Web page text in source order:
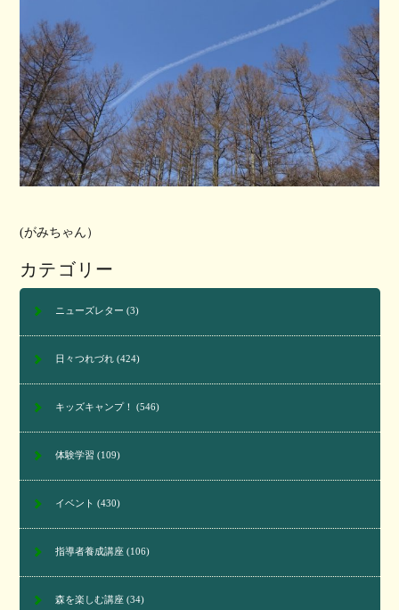
(がみちゃん）
カテゴリー
ニューズレター (3)
日々つれづれ(424)
キッズキャンプ！ (546)
体験学習 (109)
イベント (430)
指導者養成講座(106)
森を楽しむ講座(34)